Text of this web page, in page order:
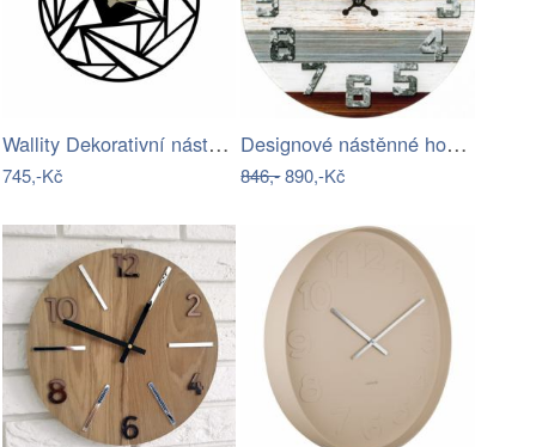
Wallity Dekorativní nástěnné hodiny…
745,-Kč
Designové nástěnné hodiny 14886 Lowell…
846,-890,-Kč